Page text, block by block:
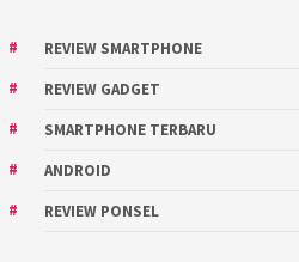
REVIEW SMARTPHONE
REVIEW GADGET
SMARTPHONE TERBARU
ANDROID
REVIEW PONSEL